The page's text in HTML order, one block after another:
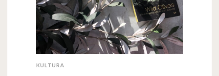
KULTURA